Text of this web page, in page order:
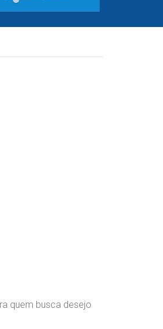
quem busca desejo